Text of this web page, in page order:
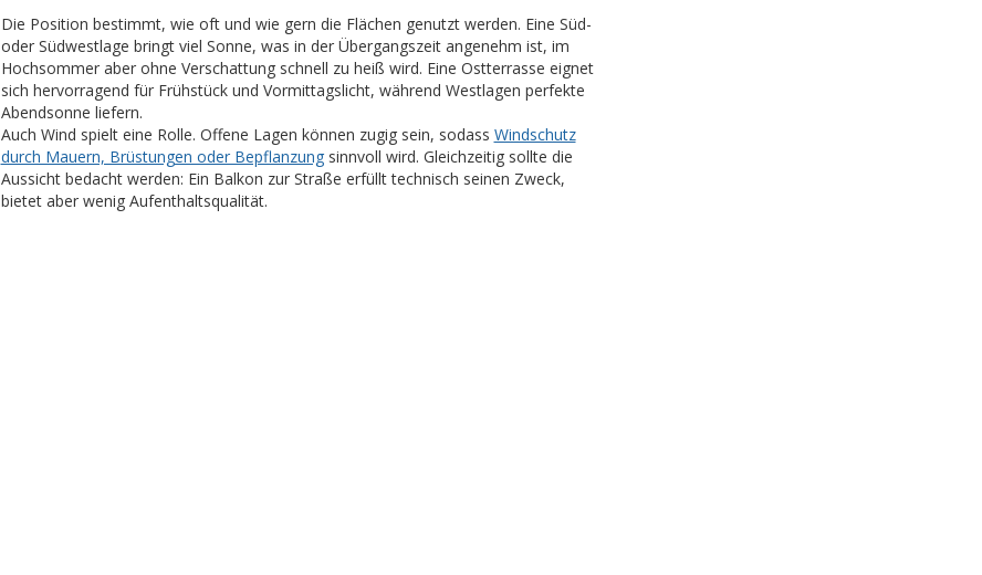
Die Position bestimmt, wie oft und wie gern die Flächen genutzt werden. Eine Süd-
oder Südwestlage bringt viel Sonne, was in der Übergangszeit angenehm ist, im
Hochsommer aber ohne Verschattung schnell zu heiß wird. Eine Ostterrasse eignet
sich hervorragend für Frühstück und Vormittagslicht, während Westlagen perfekte
Abendsonne liefern.
Auch Wind spielt eine Rolle. Offene Lagen können zugig sein, sodass Windschutz
durch Mauern, Brüstungen oder Bepflanzungsinnvoll wird. Gleichzeitig sollte die
Aussicht bedacht werden: Ein Balkon zur Straße erfüllt technisch seinen Zweck,
bietet aber wenig Aufenthaltsqualität.